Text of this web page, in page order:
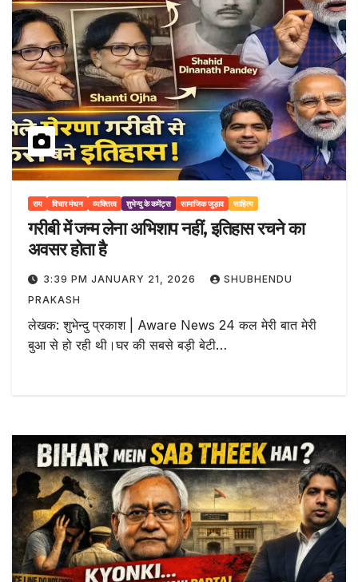
राय विचार मंथन व्यक्तित्व शुभेन्दु के कमेंट्स सामाजिक जुड़ाव साहित्य
गरीबी में जन्म लेना अभिशाप नहीं, इतिहास रचने का
अवसर होता है
3:39 PM JANUARY 21, 2026
SHUBHENDU
PRAKASH
लेखक: शुभेन्दु प्रकाश | Aware News 24 कल मेरी बात मेरी
बुआ से हो रही थी।घर की सबसे बड़ी बेटी…